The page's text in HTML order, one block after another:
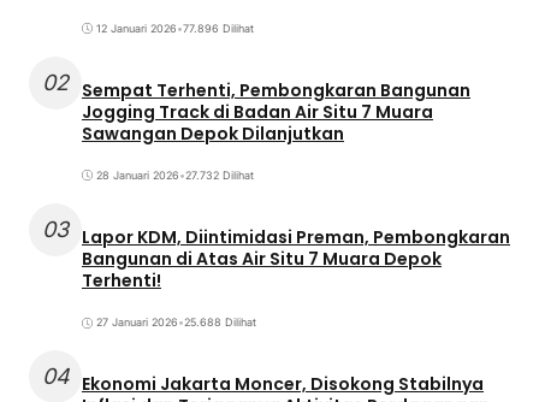
12 Januari 2026•77.896 Dilihat
02 Sempat Terhenti, Pembongkaran Bangunan
Jogging Track di Badan Air Situ 7 Muara
Sawangan Depok Dilanjutkan
28 Januari 2026•27.732 Dilihat
03 Lapor KDM, Diintimidasi Preman, Pembongkaran
Bangunan di Atas Air Situ 7 Muara Depok
Terhenti!
27 Januari 2026•25.688 Dilihat
04 Ekonomi Jakarta Moncer, Disokong Stabilnya